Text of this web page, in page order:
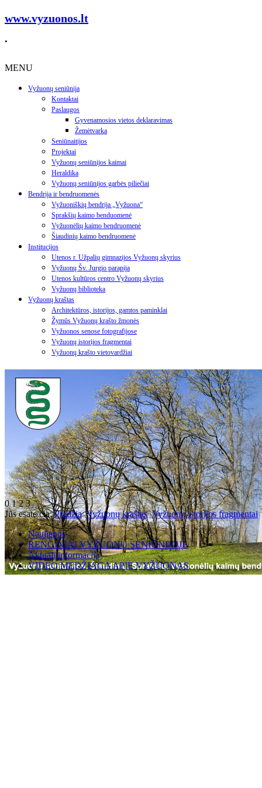
www.vyzuonos.lt
.
MENU
Vyžuonų seniūnija
Kontaktai
Paslaugos
Gyvenamosios vietos deklaravimas
Žemėtvarka
Seniūnaitijos
Projektai
Vyžuonų seniūnijos kaimai
Heraldika
Vyžuonų seniūnijos garbės piliečiai
Bendrija ir bendruomenės
Vyžuoniškių bendrija „Vyžuona“
Sprakšių kaimo benduomenė
Vyžuonėlių kaimo bendruomenė
Šiaudinių kaimo bendruomenė
Institucijos
Utenos r. Užpalių gimnazijos Vyžuonų skyrius
Vyžuonų Šv. Jurgio parapija
Utenos kultūros centro Vyžuonų skyrius
Vyžuonų biblioteka
Vyžuonų kraštas
Architektūros, istorijos, gamtos paminklai
Žymūs Vyžuonų krašto žmonės
Vyžuonos senose fotografijose
Vyžuonų istorijos fragmentai
Vyžuonų krašto vietovardžiai
0123
Jūs esate čia:Pradžia Vyžuonų kraštas Vyžuonų istorijos fragmentai
Naujienos
RENGINIAI VYŽUONŲ SENIŪNIJOJE
Aktuali informacija
VIDEO MEDŽIAGA APIE VYŽUONAS